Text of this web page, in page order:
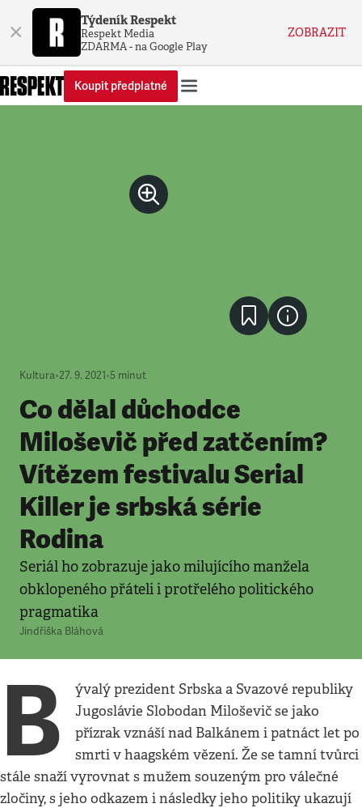
× Týdeník Respekt
Respekt Media
ZDARMA - na Google Play
ZOBRAZIT
Koupit předplatné
Kultura•27. 9. 2021•5 minut
Co dělal důchodce
Miloševič před zatčením?
Vítězem festivalu Serial
Killer je srbská série
Rodina
Seriál ho zobrazuje jako milujícího manžela
obklopeného přáteli i protřelého politického
pragmatika
Jindřiška Bláhová
B
ývalý prezident Srbska a Svazové republiky
Jugoslávie Slobodan Miloševič se jako
přízrak vznáší nad Balkánem i patnáct let po
smrti v haagském vězení. Že se tamní tvůrci
stále snaží vyrovnat s mužem souzeným pro válečné
zločiny, s jeho odkazem i následky jeho politiky ukazují